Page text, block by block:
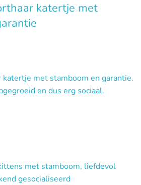
katertje met
met stamboom en garantie.
en dus erg sociaal.